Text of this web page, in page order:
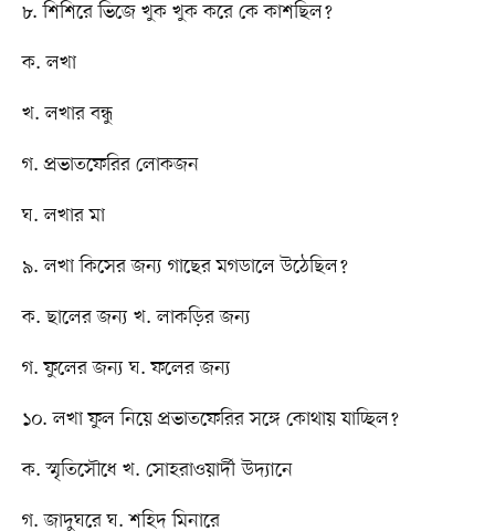
৮. শিশিরে ভিজে খুক খুক করে কে কাশছিল?
ক. লখা
খ. লখার বন্ধু
গ. প্রভাতফেরির লোকজন
ঘ. লখার মা
৯. লখা কিসের জন্য গাছের মগডালে উঠেছিল?
ক. ছালের জন্য খ. লাকড়ির জন্য
গ. ফুলের জন্য ঘ. ফলের জন্য
১০. লখা ফুল নিয়ে প্রভাতফেরির সঙ্গে কোথায় যাচ্ছিল?
ক. স্মৃতিসৌধে খ. সোহরাওয়ার্দী উদ্যানে
গ. জাদুঘরে ঘ. শহিদ মিনারে